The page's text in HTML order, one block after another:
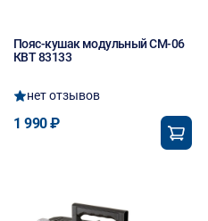
Пояс-кушак модульный СМ-06
КВТ 83133
нет отзывов
1 990 ₽